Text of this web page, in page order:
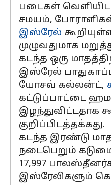
படைகள்
சமயம்,
இஸ்ரேல்
முழுவதுமாக
கடந்த ஒரு
இஸ்ரேல்
யோசவ் கல்லன்ட்,
கட்டுப்பாட்டை
இழந்துவிட்டதாக
குறிப்பிடத்தக்கது.
கடந்த இரண்டு
நடைபெறும்
17,997
இஸ்ரேலிகளும்